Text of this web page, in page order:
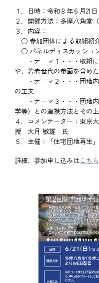
１．日時：令和８年６月21
２．開催方法：多摩八角堂
３．内容：
○ 参加団体による取組紹
○ パネルディスカッショ
・テーマ１・・・取組に
や、若者世代の参画を含め
・テーマ２・・・団地内
の工夫
・テーマ３・・・団地内
学等）との連携方法とその
４．コメンテーター：東京
授 大月 敏雄 氏
５．主催：「住宅団地再生
詳細、参加申し込みはこち